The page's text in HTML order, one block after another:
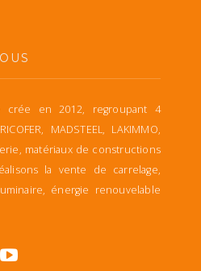
crée en 2012, regroupant 4
MADSTEEL, LAKIMMO,
matériaux de constructions
la vente de carrelage,
énergie renouvelable